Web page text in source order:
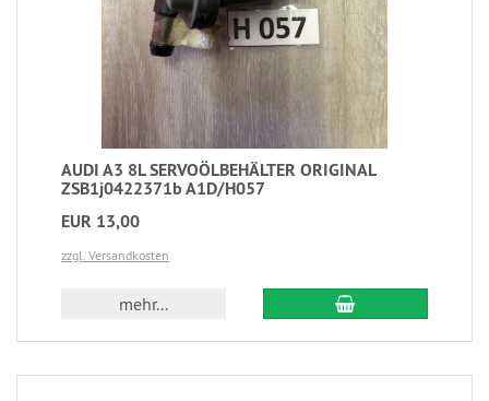
AUDI A3 8L SERVOÖLBEHÄLTER ORIGINAL
ZSB1j0422371b A1D/H057
EUR 13,00
zzgl. Versandkosten
mehr...